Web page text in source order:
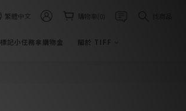
繁體中文 購物車(0)
標記小任務拿購物金 關於 TIFF